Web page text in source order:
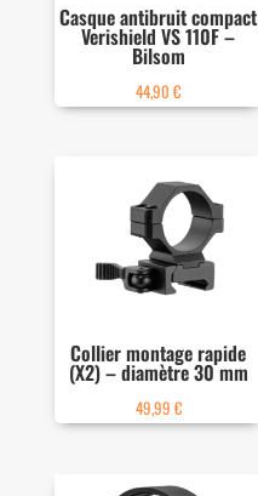
Casque antibruit compact
Verishield VS 110F –
Bilsom
44,90€
Collier montage rapide
(X2) – diamètre 30 mm
49,99 €